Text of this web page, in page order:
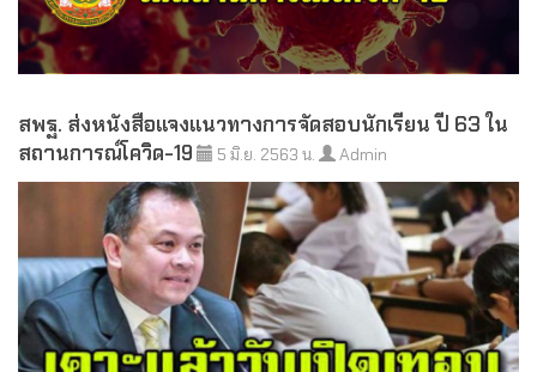
สพฐ. ส่งหนังสือแจงแนวทางการจัดสอบนักเรียน ปี 63 ใน
สถานการณ์โควิด-19
5 มิ.ย. 2563 น. Admin